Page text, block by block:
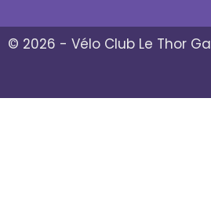
© 2026 - Vélo Club Le Thor